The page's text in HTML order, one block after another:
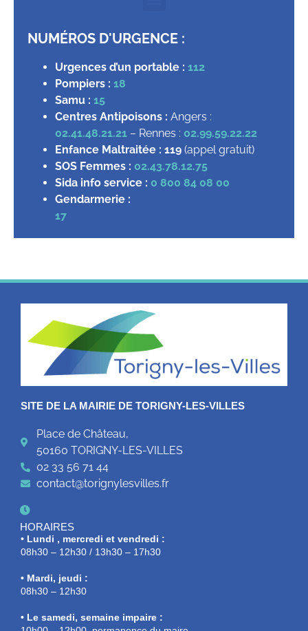
NUMÉROS D'URGENCE :
Urgences d’un portable : 112
Pompiers : 18
Samu : 15
Centres Antipoisons : Angers :
02.41.48.21.21 – Rennes : 02.99.59.22.22
Enfance Maltraitée : 119 (appel gratuit)
SOS Femmes : 02.43.78.12.75
Sida info service : 0 800 84 08 00
Gendarmerie :
17
SITE DE LA MAIRIE DE TORIGNY-LES-VILLES
Place de Château,
50160 TORIGNY-LES-VILLES
02 33 56 71 44
contact@torignylesvilles.fr
HORAIRES
• Lundi , mercredi et vendredi :
08h30 – 12h30 / 13h30 – 17h30
• Mardi, jeudi :
08h30 – 12h30
• Le samedi, semaine impaire :